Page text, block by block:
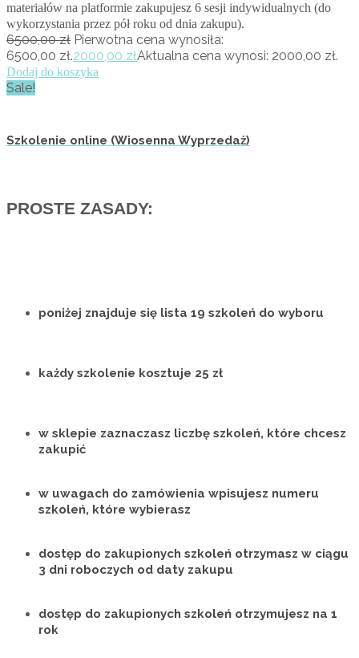
materiałów na platformie zakupujesz 6 sesji indywidualnych (do
wykorzystania przez pół roku od dnia zakupu).
6500,00zł Pierwotna cena wynosiła:
6500,00 zł.2000,00 złAktualna cena wynosi: 2000,00 zł.
Dodaj do koszyka
Sale!
Szkolenie online (Wiosenna Wyprzedaż)
PROSTE ZASADY:
poniżej znajduje się lista 19 szkoleń do wyboru
każdy szkolenie kosztuje 25 zł
w sklepie zaznaczasz liczbę szkoleń, które chcesz
zakupić
w uwagach do zamówienia wpisujesz numeru
szkoleń, które wybierasz
dostęp do zakupionych szkoleń otrzymasz w ciągu
3 dni roboczych od daty zakupu
dostęp do zakupionych szkoleń otrzymujesz na 1
rok